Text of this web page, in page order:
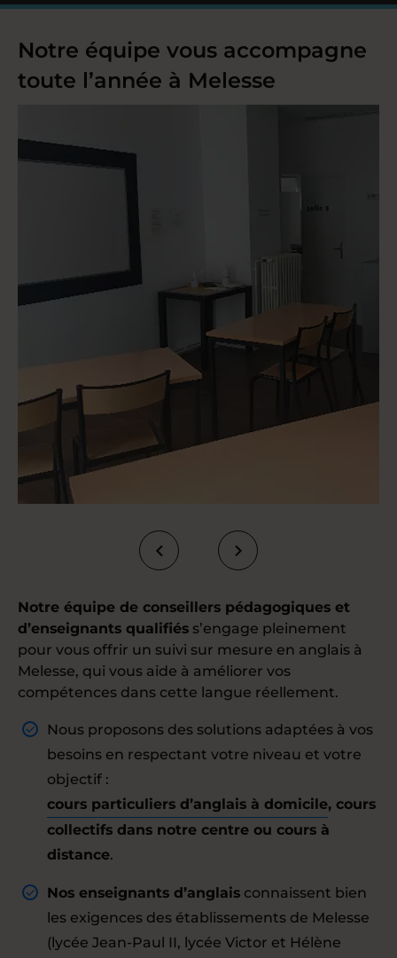
Notre équipe vous accompagne
toute l’année à Melesse
Notre équipe de conseillers pédagogiques et
d’enseignants qualifiés s’engage pleinement
pour vous offrir un suivi sur mesure en anglais à
Melesse, qui vous aide à améliorer vos
compétences dans cette langue réellement.
Nous proposons des solutions adaptées à vos
besoins en respectant votre niveau et votre
objectif :
cours particuliers d’anglais à domicile, cours
collectifs dans notre centre ou cours à
distance.
Nos enseignants d’anglais connaissent bien
les exigences des établissements de Melesse
(lycée Jean-Paul II, lycée Victor et Hélène